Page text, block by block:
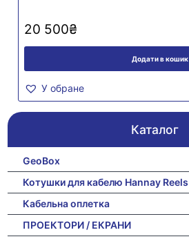
20 500₴
Додати в кошик
У обране
Каталог
GeoBox
Котушки для кабелю Hannay Reels
Кабельна оплетка
ПРОЕКТОРИ / ЕКРАНИ